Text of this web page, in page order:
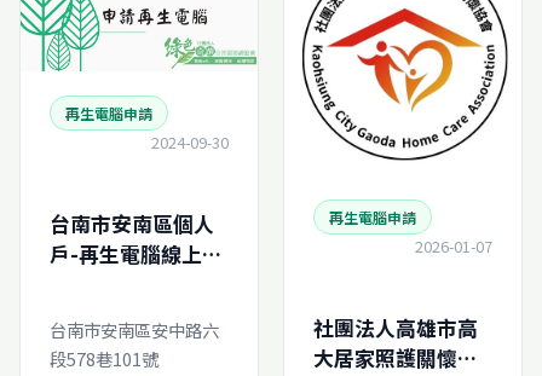
再生電腦申請
2024-09-30
台南市安南區個人
戶-再生電腦線上申
台南市安南區安中路六
段578巷101號
再生電腦申請
2026-01-07
社團法人高雄市高
大居家照護關懷協